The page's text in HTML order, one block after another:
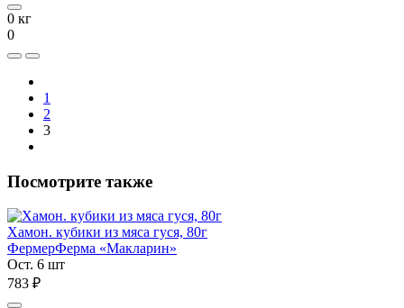
0 кг
0
1
2
3
Посмотрите также
Хамон. кубики из мяса гуся, 80г
ФермерФерма «Макларин»
Ост. 6 шт
783 ₽